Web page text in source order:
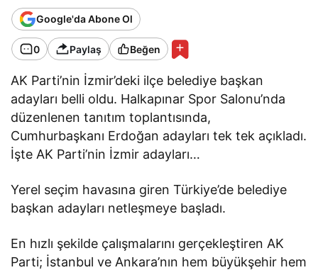
Google'da Abone Ol
0 Paylaş Beğen
AK Parti’nin İzmir’deki ilçe belediye başkan
adayları belli oldu. Halkapınar Spor Salonu’nda
düzenlenen tanıtım toplantısında,
Cumhurbaşkanı Erdoğan adayları tek tek açıkladı.
İşte AK Parti’nin İzmir adayları…
Yerel seçim havasına giren Türkiye’de belediye
başkan adayları netleşmeye başladı.
En hızlı şekilde çalışmalarını gerçekleştiren AK
Parti; İstanbul ve Ankara’nın hem büyükşehir hem